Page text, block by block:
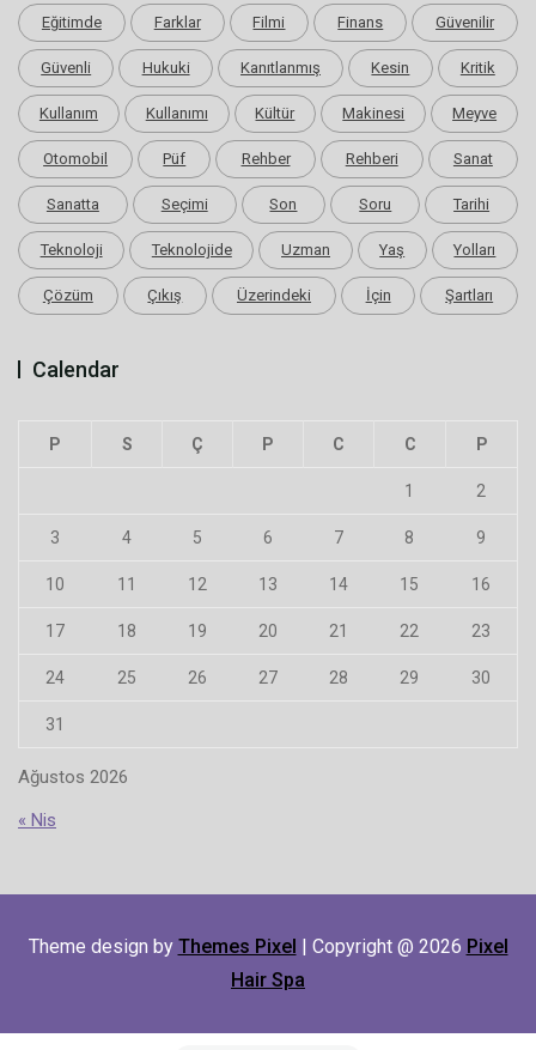
Eğitimde Farklar Filmi Finans Güvenilir
Güvenli Hukuki Kanıtlanmış Kesin Kritik
Kullanım Kullanımı Kültür Makinesi Meyve
Otomobil Püf Rehber Rehberi Sanat
Sanatta Seçimi Son Soru Tarihi
Teknoloji Teknolojide Uzman Yaş Yolları
Çözüm Çıkış Üzerindeki İçin Şartları
Calendar
Ağustos 2026
P S Ç P C C P
1 2
3 4 5 6 7 8 9
10 11 12 13 14 15 16
17 18 19 20 21 22 23
24 25 26 27 28 29 30
31
« Nis
Theme design by Themes Pixel | Copyright @ 2026 Pixel
Hair Spa